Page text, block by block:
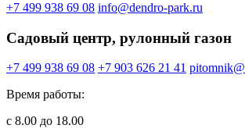
+7 499 938 69 08 info@dendro-park.ru
Садовый центр, рулонный газон
+7 499 938 69 08 +7 903 626 21 41
Время работы:
с 8.00 до 18.00